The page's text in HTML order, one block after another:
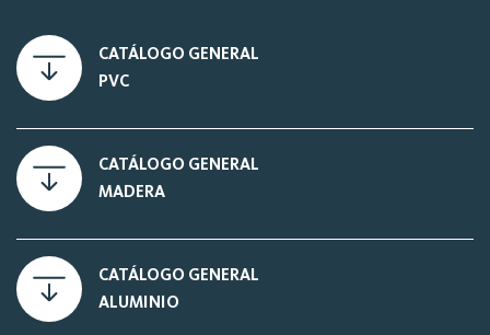
CATÁLOGO GENERAL
PVC
CATÁLOGO GENERAL
MADERA
CATÁLOGO GENERAL
ALUMINIO